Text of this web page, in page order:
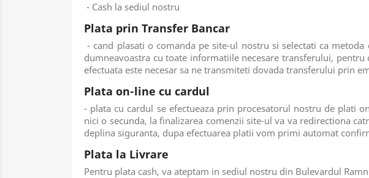
- Cash la sediul nostru
Plata prin Transfer Bancar
- cand plasati o comanda pe site-ul nostru si selectati ca
dumneavoastra cu toate informatiile necesare transferului,
efectuata este necesar sa ne transmiteti dovada transferului prin
Plata on-line cu cardul
- plata cu cardul se efectueaza prin procesatorul nostru de plati
nici o secunda, la finalizarea comenzii site-ul va va redirectiona
deplina siguranta, dupa efectuarea platii vom primi automat
Plata la Livrare
Pentru plata cash, va ateptam in sediul nostru din Bulevardul